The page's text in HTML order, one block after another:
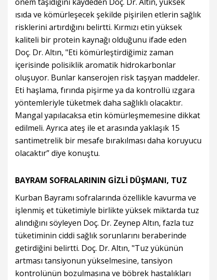
ısıda ve kömürleşecek şekilde pişirilen etlerin sağlık
risklerini artırdığını belirtti. Kırmızı etin yüksek
kaliteli bir protein kaynağı olduğunu ifade eden
Doç. Dr. Altın, "Eti kömürleştirdiğimiz zaman
içerisinde polisiklik aromatik hidrokarbonlar
oluşuyor. Bunlar kanserojen risk taşıyan maddeler.
Eti haşlama, fırında pişirme ya da kontrollü ızgara
yöntemleriyle tüketmek daha sağlıklı olacaktır.
Mangal yapılacaksa etin kömürleşmemesine dikkat
edilmeli. Ayrıca ateş ile et arasında yaklaşık 15
santimetrelik bir mesafe bırakılması daha koruyucu
olacaktır” diye konuştu.
BAYRAM SOFRALARININ GİZLİ DÜŞMANI, TUZ
Kurban Bayramı sofralarında özellikle kavurma ve
işlenmiş et tüketimiyle birlikte yüksek miktarda tuz
alındığını söyleyen Doç. Dr. Zeynep Altın, fazla tuz
tüketiminin ciddi sağlık sorunlarını beraberinde
getirdiğini belirtti. Doç. Dr. Altın, "Tuz yükünün
artması tansiyonun yükselmesine, tansiyon
kontrolünün bozulmasına ve böbrek hastalıkları